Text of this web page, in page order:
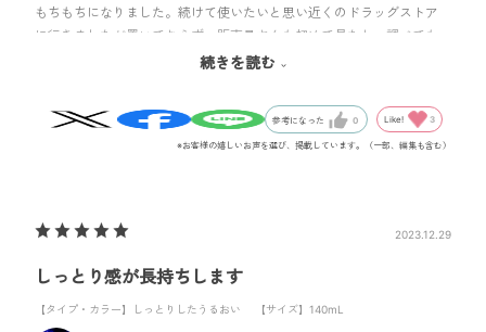
もちもちになりました。続けて使いたいと思い近くのドラッグストア
に行きましたが置いておらず、販売員さんも初めて見たと。調べても
らったら店舗にはあまり置いておらず成田のお店が一番近いと言われ
続きを読む
参考になった 0 Like! 3
※お客様の嬉しいお声を選び、掲載しています。（一部、編集も含む）
2023.12.29
しっとり感が長持ちします
【タイプ・カラー】しっとりしたうるおい 【サイズ】140mL